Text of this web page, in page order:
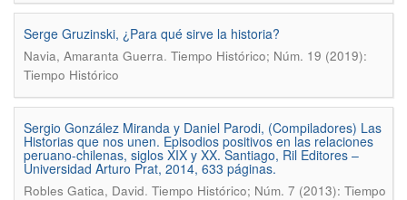
Serge Gruzinski, ¿Para qué sirve la historia?
Navia, Amaranta Guerra. Tiempo Histórico; Núm. 19 (2019):
Tiempo Histórico
Sergio González Miranda y Daniel Parodi, (Compiladores) Las
Historias que nos unen. Episodios positivos en las relaciones
peruano-chilenas, siglos XIX y XX. Santiago, Ril Editores –
Universidad Arturo Prat, 2014, 633 páginas.
Robles Gatica, David. Tiempo Histórico; Núm. 7 (2013): Tiempo